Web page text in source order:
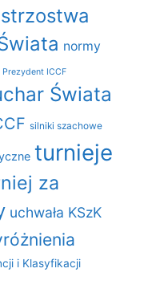
normy
Prezydent ICCF
Świata
silniki szachowe
turnieje
za
uchwała KSzK
i Klasyfikacji